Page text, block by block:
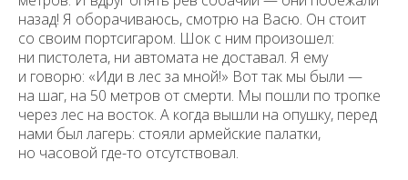
назад! Я оборачиваюсь, смотрю на Васю. Он стоит
со своим портсигаром. Шок с ним произошел:
ни пистолета, ни автомата не доставал. Я ему
и говорю: «Иди в лес за мной!» Вот так мы были —
на шаг, на 50 метров от смерти. Мы пошли по тропке
через лес на восток. А когда вышли на опушку, перед
нами был лагерь: стояли армейские палатки,
но часовой где-то отсутствовал.